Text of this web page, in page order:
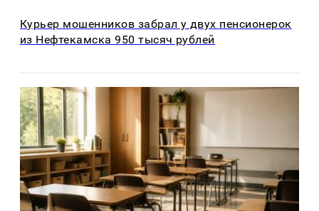
Курьер мошенников забрал у двух пенсионерок
из Нефтекамска 950 тысяч рублей